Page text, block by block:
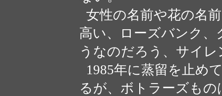
女性の名前や花の名
高い、ローズバンク
うなのだろう、サイ
1985年に蒸留を止め
るが、ボトラーズも